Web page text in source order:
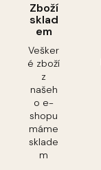
Zboží
sklad
em
Vešker
é zboží
z
našeh
o e-
shopu
máme
sklade
m